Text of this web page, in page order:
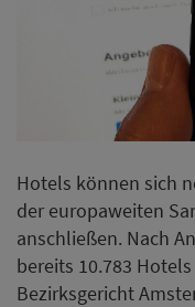
Hotels können sich
der europaweiten
anschließen. Nach
bereits 10.783
Bezirksgericht